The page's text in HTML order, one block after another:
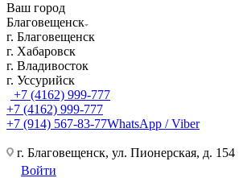
Ваш город
Благовещенск
г. Благовещенск
г. Хабаровск
г. Владивосток
г. Уссурийск
+7 (4162) 999-777
+7 (4162) 999-777
+7 (914) 567-83-77WhatsApp / Viber
г. Благовещенск, ул. Пионерская, д. 154
Войти